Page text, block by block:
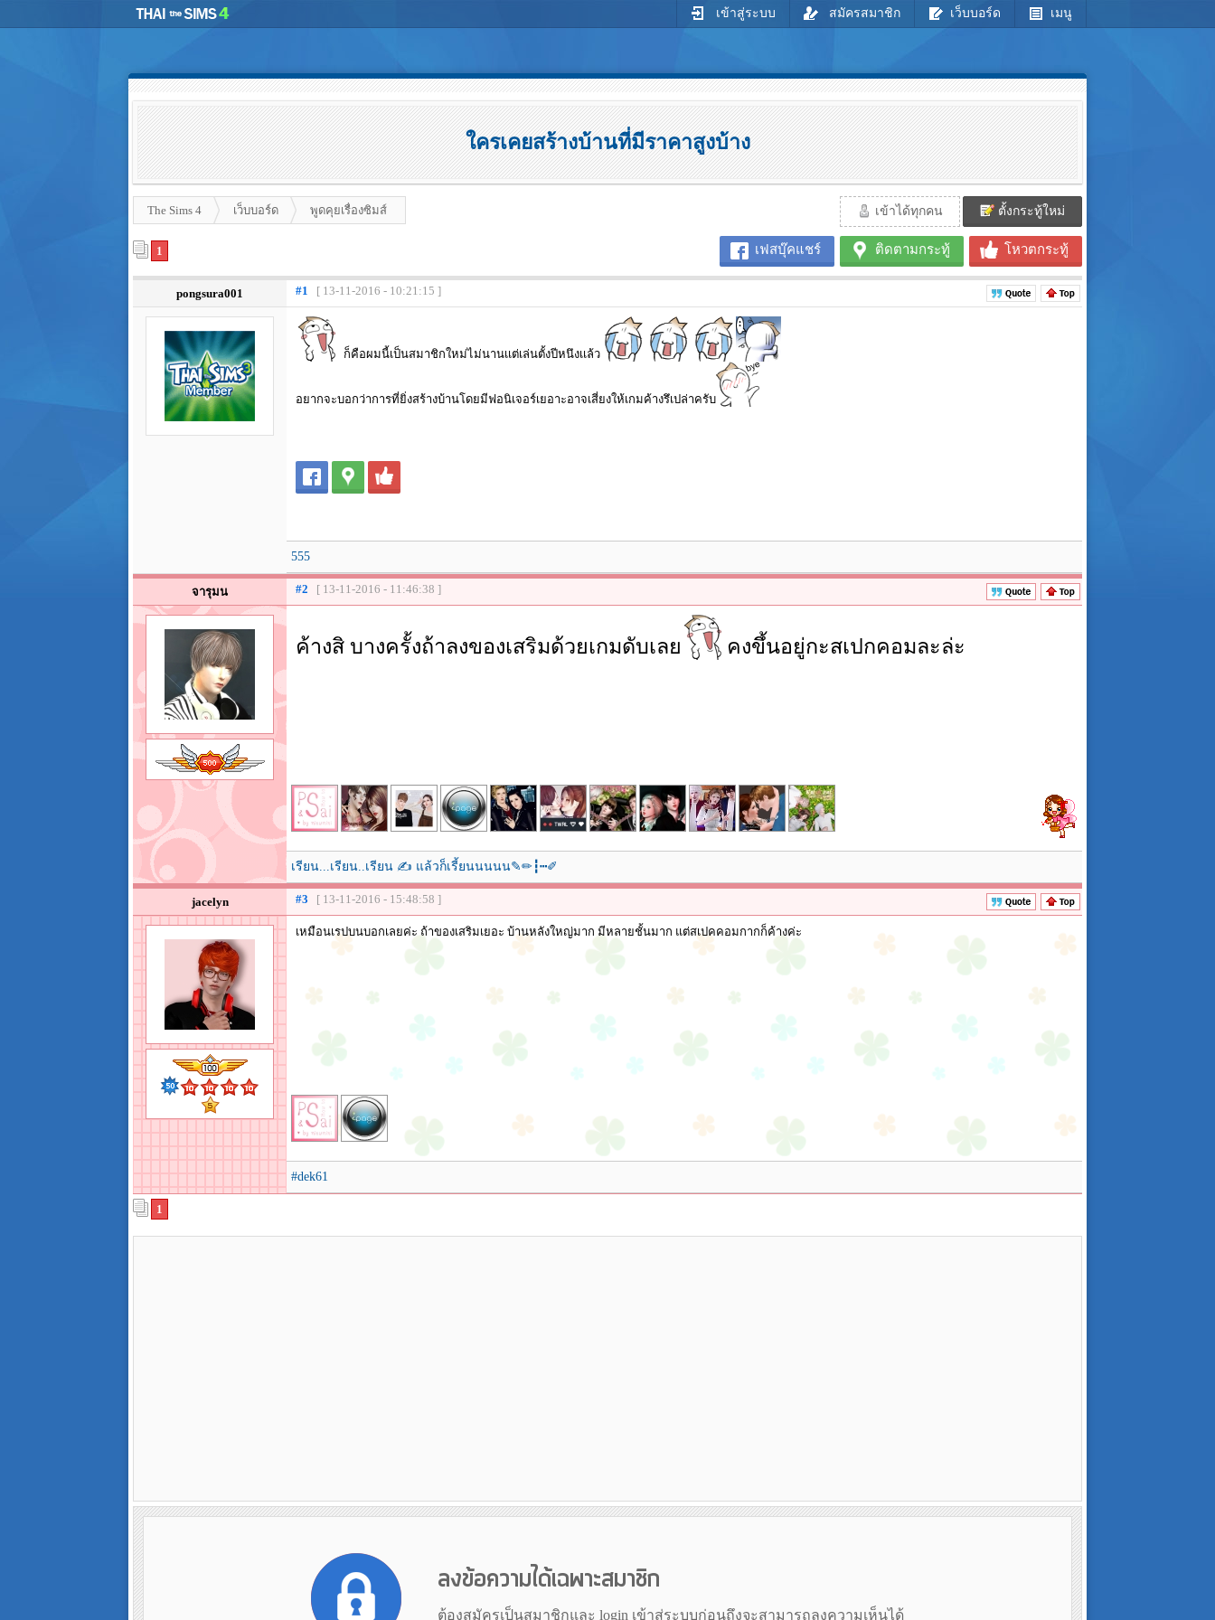
เข้าสู่ระบบ สมัครสมาชิก เว็บบอร์ด เมนู
ใครเคยสร้างบ้านที่มีราคาสูงบ้าง
The Sims 4 เว็บบอร์ด พูดคุยเรื่องซิมส์ เข้าได้ทุกคน ตั้งกระทู้ใหม่
เฟสบุ๊คแชร์ ติดตามกระทู้ โหวตกระทู้
1
pongsura001 #1 [ 13-11-2016 - 10:21:15 ]
ก็คือผมนี้เป็นสมาชิกใหม่ไม่นานเเต่เล่นตั้งปีหนึงเเล้ว
อยากจะบอกว่าการที่ยิ่งสร้างบ้านโดยมีฟอนิเจอร์เยอาะอาจเสี่ยงให้เกมค้างรึเปล่าครับ
555
จารุมน #2 [ 13-11-2016 - 11:46:38 ]
ค้างสิ บางครั้งถ้าลงของเสริมด้วยเกมดับเลย คงขึ้นอยู่กะสเปกคอมละล่ะ
เรียน...เรียน..เรียน ✍ แล้วก็เรี้ยนนนนน✎✏┇┅✐
jacelyn #3 [ 13-11-2016 - 15:48:58 ]
เหมือนเรปบนบอกเลยค่ะ ถ้าของเสริมเยอะ บ้านหลังใหญ่มาก มีหลายชั้นมาก แต่สเปคคอมกากก็ค้างค่ะ
#dek61
1
ลงข้อความได้เฉพาะสมาชิก
ต้องสมัครเป็นสมาชิกและ login เข้าสู่ระบบก่อนถึงจะสามารถลงความเห็นได้